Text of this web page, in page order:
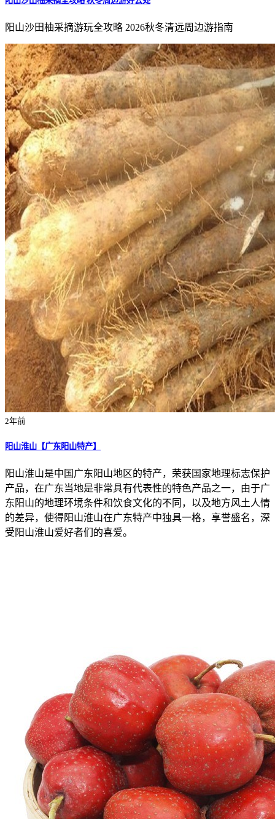
阳山沙田柚采摘游玩全攻略 2026秋冬清远周边游指南
2年前
阳山淮山【广东阳山特产】
阳山淮山是中国广东阳山地区的特产，荣获国家地理标志保护
产品，在广东当地是非常具有代表性的特色产品之一，由于广
东阳山的地理环境条件和饮食文化的不同，以及地方风土人情
的差异，使得阳山淮山在广东特产中独具一格，享誉盛名，深
受阳山淮山爱好者们的喜爱。